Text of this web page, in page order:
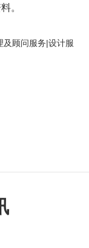
。
及顾问服务|设计服